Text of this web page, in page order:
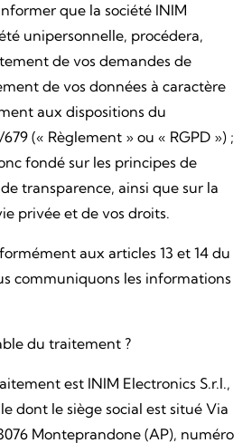
que la société INIM
unipersonnelle, procédera,
de vos demandes de
de vos données à caractère
aux dispositions du
(« Règlement » ou « RGPD ») ;
fondé sur les principes de
transparence, ainsi que sur la
privée et de vos droits.
aux articles 13 et 14 du
communiquons les informations
du traitement ?
est INIM Electronics S.r.l.,
dont le siège social est situé Via
Monteprandone (AP), numéro